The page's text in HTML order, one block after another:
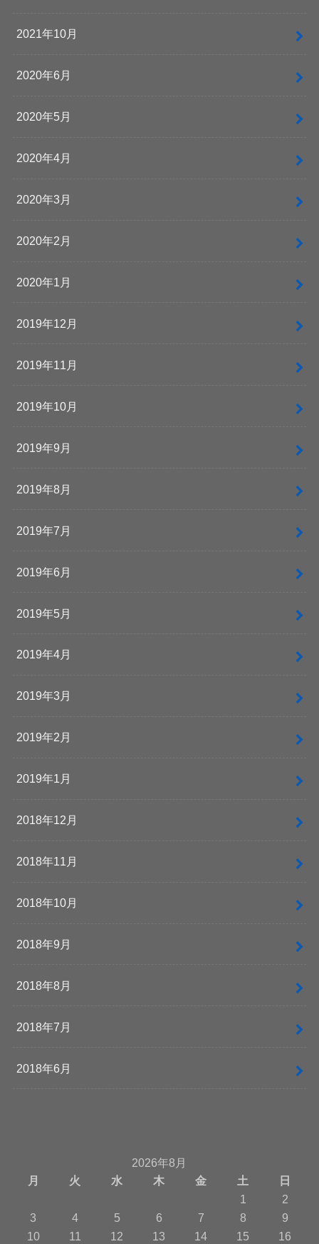
2021年10月
2020年6月
2020年5月
2020年4月
2020年3月
2020年2月
2020年1月
2019年12月
2019年11月
2019年10月
2019年9月
2019年8月
2019年7月
2019年6月
2019年5月
2019年4月
2019年3月
2019年2月
2019年1月
2018年12月
2018年11月
2018年10月
2018年9月
2018年8月
2018年7月
2018年6月
2026年8月
月
火 水 木 金 土
日
1
2
3
4 5 6 7 8
9
10
11 12 13 14 15 16